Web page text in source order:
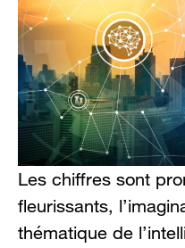
Les chiffres sont
fleurissants,
thématique de